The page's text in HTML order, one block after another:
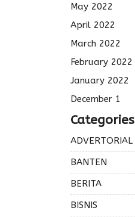
May 2022
April 2022
March 2022
February 2022
January 2022
December 1
Categories
ADVERTORIAL
BANTEN
BERITA
BISNIS